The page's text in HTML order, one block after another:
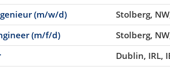
(m/w/d)
Stolberg,
(m/f/d)
Stolberg,
Dublin, IRL,